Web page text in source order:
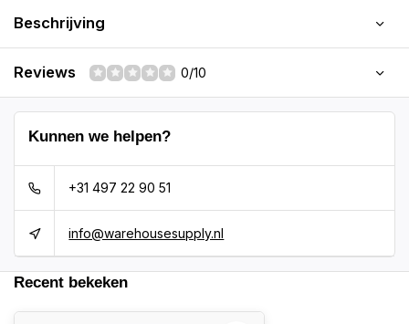
Beschrijving
Reviews 0/10
Kunnen we helpen?
+31 497 22 90 51
info@warehousesupply.nl
Recent bekeken